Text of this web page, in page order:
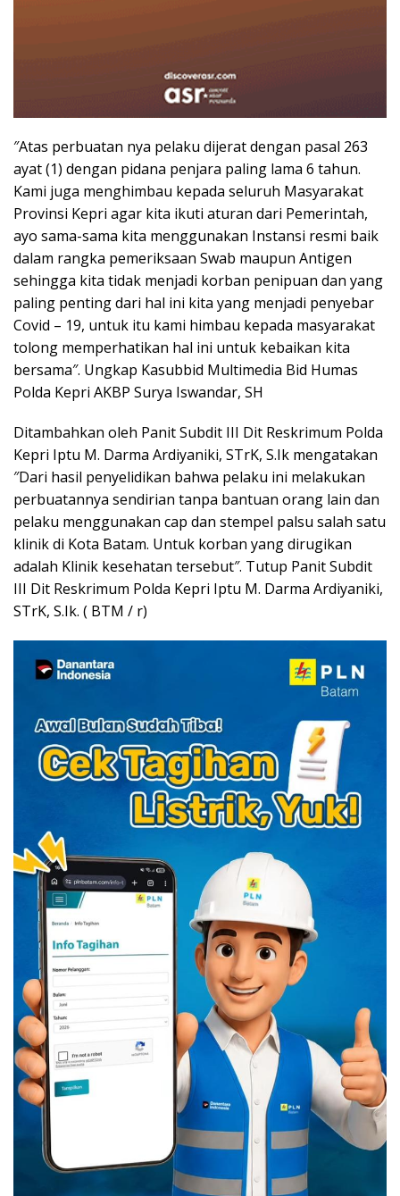
″Atas perbuatan nya pelaku dijerat dengan pasal 263
ayat (1) dengan pidana penjara paling lama 6 tahun.
Kami juga menghimbau kepada seluruh Masyarakat
Provinsi Kepri agar kita ikuti aturan dari Pemerintah,
ayo sama-sama kita menggunakan Instansi resmi baik
dalam rangka pemeriksaan Swab maupun Antigen
sehingga kita tidak menjadi korban penipuan dan yang
paling penting dari hal ini kita yang menjadi penyebar
Covid – 19, untuk itu kami himbau kepada masyarakat
tolong memperhatikan hal ini untuk kebaikan kita
bersama″. Ungkap Kasubbid Multimedia Bid Humas
Polda Kepri AKBP Surya Iswandar, SH
Ditambahkan oleh Panit Subdit III Dit Reskrimum Polda
Kepri Iptu M. Darma Ardiyaniki, STrK, S.Ik mengatakan
″Dari hasil penyelidikan bahwa pelaku ini melakukan
perbuatannya sendirian tanpa bantuan orang lain dan
pelaku menggunakan cap dan stempel palsu salah satu
klinik di Kota Batam. Untuk korban yang dirugikan
adalah Klinik kesehatan tersebut″. Tutup Panit Subdit
III Dit Reskrimum Polda Kepri Iptu M. Darma Ardiyaniki,
STrK, S.Ik. ( BTM / r)